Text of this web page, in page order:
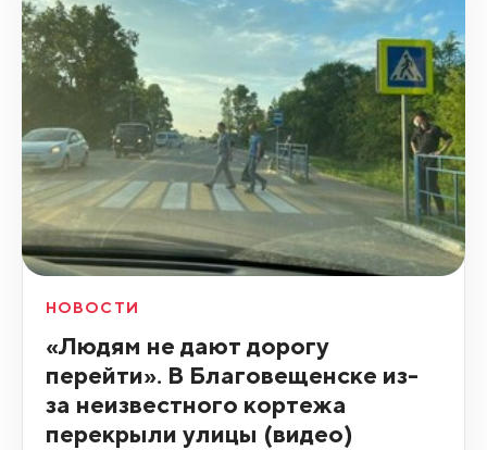
НОВОСТИ
«Людям не дают дорогу
перейти». В Благовещенске из-
за неизвестного кортежа
перекрыли улицы (видео)